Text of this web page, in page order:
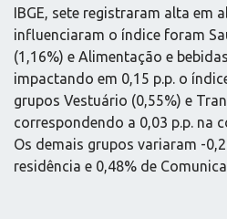
IBGE, sete registraram alta em
influenciaram o índice foram
(1,16%) e Alimentação e
impactando em 0,15 p.p. o
grupos Vestuário (0,55%) e
correspondendo a 0,03 p.p. na
Os demais grupos variaram -
residência e 0,48% de